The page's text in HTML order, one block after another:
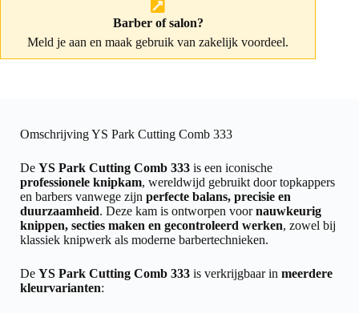
Barber of salon?
Meld je aan en maak gebruik van zakelijk voordeel.
Omschrijving YS Park Cutting Comb 333
De YS Park Cutting Comb 333 is een iconische
professionele knipkam, wereldwijd gebruikt door topkappers
en barbers vanwege zijn perfecte balans, precisie en
duurzaamheid. Deze kam is ontworpen voornauwkeurig
knippen, secties maken en gecontroleerd werken, zowel bij
klassiek knipwerk als moderne barbertechnieken.
De YS Park Cutting Comb 333 is verkrijgbaar in meerdere
kleurvarianten: